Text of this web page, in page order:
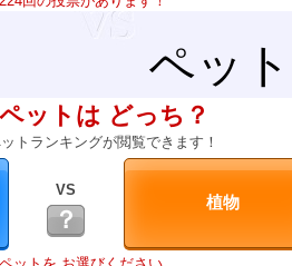
ペッ
ットは どっち？
トランキングが閲覧できます！
VS
？